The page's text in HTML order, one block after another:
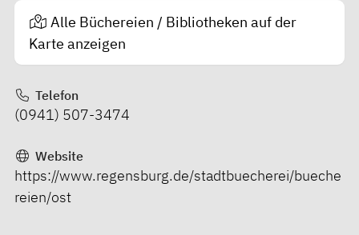
Alle Büchereien / Bibliotheken auf der
Karte anzeigen
Telefon
(0941) 507-3474
Website
https://www.regensburg.de/stadtbuecherei/bueche
reien/ost